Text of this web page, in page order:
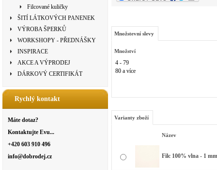
Filcované kuličky
ŠITÍ LÁTKOVÝCH PANENEK
VÝROBA ŠPERKŮ
WORKSHOPY - PŘEDNÁŠKY
INSPIRACE
AKCE A VÝPRODEJ
DÁRKOVÝ CERTIFIKÁT
Rychlý kontakt
Máte dotaz?
Kontaktujte Evu...
+420 603 910 496
info@dobrodej.cz
Množstevní slevy
Množství
4 - 79
80 a více
Varianty zboží
Název
Filc 100% vlna - 1